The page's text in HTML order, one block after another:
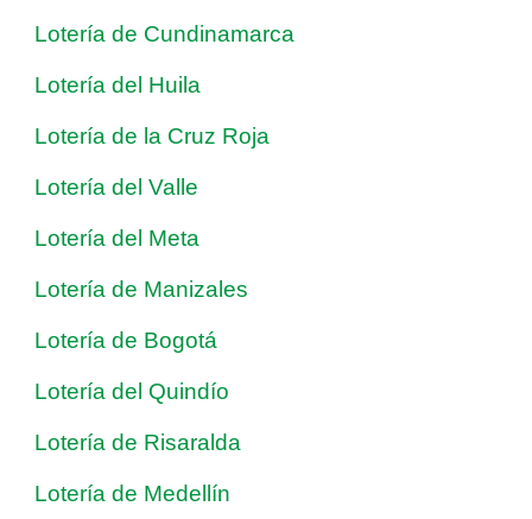
Lotería de Cundinamarca
Lotería del Huila
Lotería de la Cruz Roja
Lotería del Valle
Lotería del Meta
Lotería de Manizales
Lotería de Bogotá
Lotería del Quindío
Lotería de Risaralda
Lotería de Medellín